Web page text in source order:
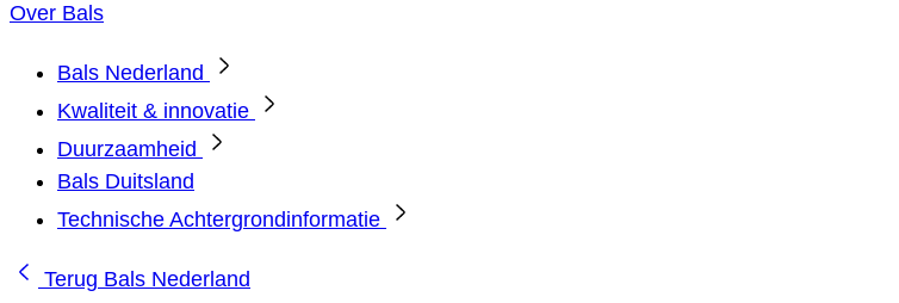
Over Bals
Bals Nederland
Kwaliteit & innovatie
Duurzaamheid
Bals Duitsland
Technische Achtergrondinformatie
Terug Bals Nederland